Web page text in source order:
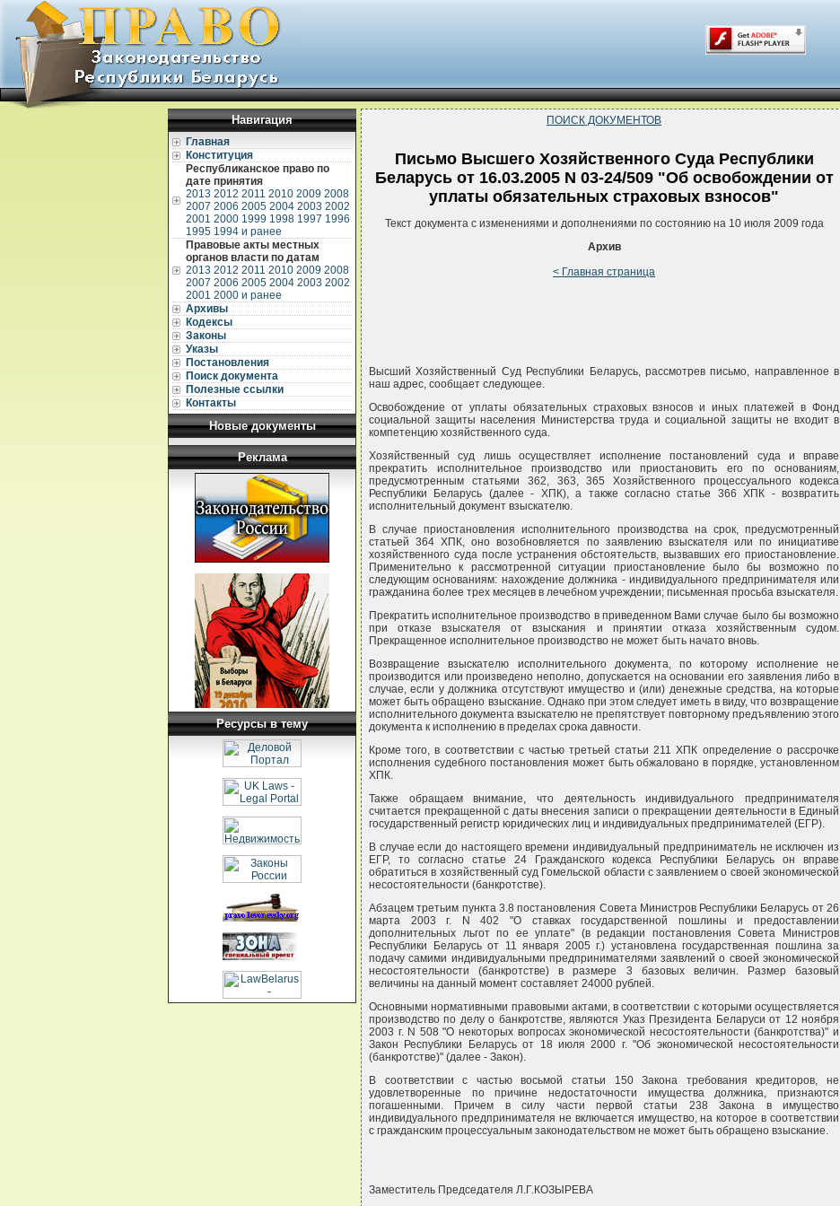
Навигация
Главная
Конституция
Республиканское право по
дате принятия
2013 2012 2011 2010 2009 2008
2007 2006 2005 2004 2003 2002
2001 2000 1999 1998 1997 1996
1995 1994 и ранее
Правовые акты местных
органов власти по датам
2013 2012 2011 2010 2009 2008
2007 2006 2005 2004 2003 2002
2001 2000 и ранее
Архивы
Кодексы
Законы
Указы
Постановления
Поиск документа
Полезные ссылки
Контакты
Новые документы
Реклама
Ресурсы в тему
ПОИСК ДОКУМЕНТОВ
Письмо Высшего Хозяйственного Суда Республики
Беларусь от 16.03.2005 N 03-24/509 "Об освобождении от
уплаты обязательных страховых взносов"
Текст документа с изменениями и дополнениями по состоянию на 10 июля 2009 года
Архив
< Главная страница
Высший Хозяйственный Суд Республики Беларусь, рассмотрев письмо, направленное в
наш адрес, сообщает следующее.
Освобождение от уплаты обязательных страховых взносов и иных платежей в Фонд
социальной защиты населения Министерства труда и социальной защиты не входит в
компетенцию хозяйственного суда.
Хозяйственный суд лишь осуществляет исполнение постановлений суда и вправе
прекратить исполнительное производство или приостановить его по основаниям,
предусмотренным статьями 362, 363, 365 Хозяйственного процессуального кодекса
Республики Беларусь (далее - ХПК), а также согласно статье 366 ХПК - возвратить
исполнительный документ взыскателю.
В случае приостановления исполнительного производства на срок, предусмотренный
статьей 364 ХПК, оно возобновляется по заявлению взыскателя или по инициативе
хозяйственного суда после устранения обстоятельств, вызвавших его приостановление.
Применительно к рассмотренной ситуации приостановление было бы возможно по
следующим основаниям: нахождение должника - индивидуального предпринимателя или
гражданина более трех месяцев в лечебном учреждении; письменная просьба взыскателя.
Прекратить исполнительное производство в приведенном Вами случае было бы возможно
при отказе взыскателя от взыскания и принятии отказа хозяйственным судом.
Прекращенное исполнительное производство не может быть начато вновь.
Возвращение взыскателю исполнительного документа, по которому исполнение не
производится или произведено неполно, допускается на основании его заявления либо в
случае, если у должника отсутствуют имущество и (или) денежные средства, на которые
может быть обращено взыскание. Однако при этом следует иметь в виду, что возвращение
исполнительного документа взыскателю не препятствует повторному предъявлению этого
документа к исполнению в пределах срока давности.
Кроме того, в соответствии с частью третьей статьи 211 ХПК определение о рассрочке
исполнения судебного постановления может быть обжаловано в порядке, установленном
ХПК.
Также обращаем внимание, что деятельность индивидуального предпринимателя
считается прекращенной с даты внесения записи о прекращении деятельности в Единый
государственный регистр юридических лиц и индивидуальных предпринимателей (ЕГР).
В случае если до настоящего времени индивидуальный предприниматель не исключен из
ЕГР, то согласно статье 24 Гражданского кодекса Республики Беларусь он вправе
обратиться в хозяйственный суд Гомельской области с заявлением о своей экономической
несостоятельности (банкротстве).
Абзацем третьим пункта 3.8 постановления Совета Министров Республики Беларусь от 26
марта 2003 г. N 402 "О ставках государственной пошлины и предоставлении
дополнительных льгот по ее уплате" (в редакции постановления Совета Министров
Республики Беларусь от 11 января 2005 г.) установлена государственная пошлина за
подачу самими индивидуальными предпринимателями заявлений о своей экономической
несостоятельности (банкротстве) в размере 3 базовых величин. Размер базовый
величины на данный момент составляет 24000 рублей.
Основными нормативными правовыми актами, в соответствии с которыми осуществляется
производство по делу о банкротстве, являются Указ Президента Беларуси от 12 ноября
2003 г. N 508 "О некоторых вопросах экономической несостоятельности (банкротства)" и
Закон Республики Беларусь от 18 июля 2000 г. "Об экономической несостоятельности
(банкротстве)" (далее - Закон).
В соответствии с частью восьмой статьи 150 Закона требования кредиторов, не
удовлетворенные по причине недостаточности имущества должника, признаются
погашенными. Причем в силу части первой статьи 238 Закона в имущество
индивидуального предпринимателя не включается имущество, на которое в соответствии
с гражданским процессуальным законодательством не может быть обращено взыскание.
Заместитель Председателя Л.Г.КОЗЫРЕВА